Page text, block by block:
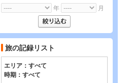
年
月
旅の記録リスト
エリア： すべて
時期： すべて